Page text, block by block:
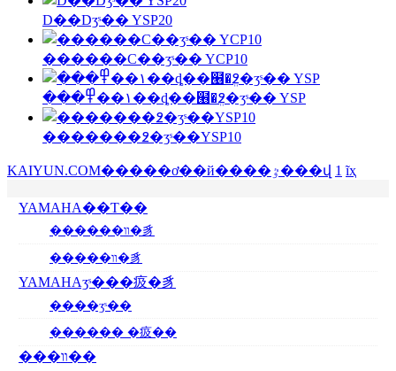
D��Dӡˢ�� YSP20
������С��ӡˢ�� YCP10
���١��߾��ȡ��๦�ܸ߶�ӡˢ�� YSP
�������߶�ӡˢ��YSP10
KAIYUN.COM�����ơ��й����ٷ���վ 1 ĩҳ
YAMAHA��Ƭ��
������װ�豸
�����װ�豸
YAMAHAӡˢ���㽺�豸
����ӡˢ��
������ �㽺��
���װ��